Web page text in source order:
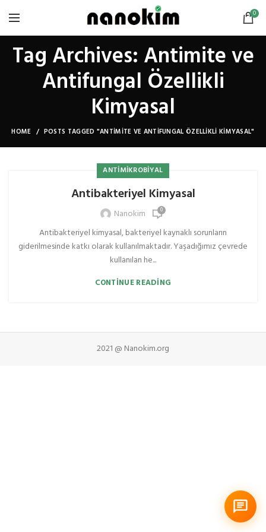
0
Tag Archives: Antimite ve
Antifungal Özellikli
Kimyasal
HOME POSTS TAGGED "ANTIMITE VE ANTIFUNGAL ÖZELLIKLI KIMYASAL"
ANTIMIKROBIYAL
Antibakteriyel Kimyasal
Nanokim 0
Antibakteriyel kimyasal, bakteriyel kaynaklı sorunların
giderilmesinde katkı olarak kullanılmaktadır. Yaşadığımız çevrede
kullanılan he...
CONTINUE READING
2021 @ Nanokim.org